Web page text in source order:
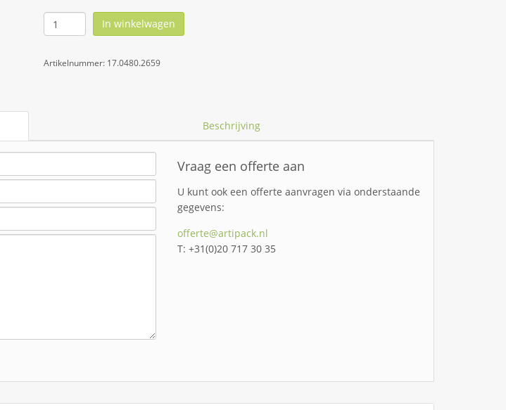
In winkelwagen
Artikelnummer: 17.0480.2659
Beschrijving
Vraag een offerte aan
U kunt ook een offerte aanvragen via onderstaande
gegevens:
offerte@artipack.nl
T: +31(0)20 717 30 35